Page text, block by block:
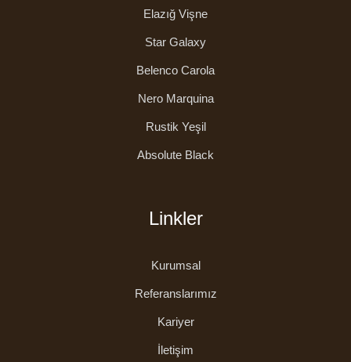
Elazığ Vişne
Star Galaxy
Belenco Carola
Nero Marquina
Rustik Yeşil
Absolute Black
Linkler
Kurumsal
Referanslarımız
Kariyer
İletişim